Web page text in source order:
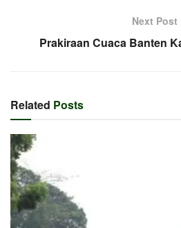
Next Post
Prakiraan Cuaca Banten
Related Posts